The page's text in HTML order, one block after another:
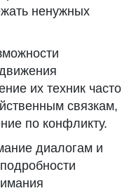
ненужных
их техник часто
связкам,
по конфликту.
диалогам и